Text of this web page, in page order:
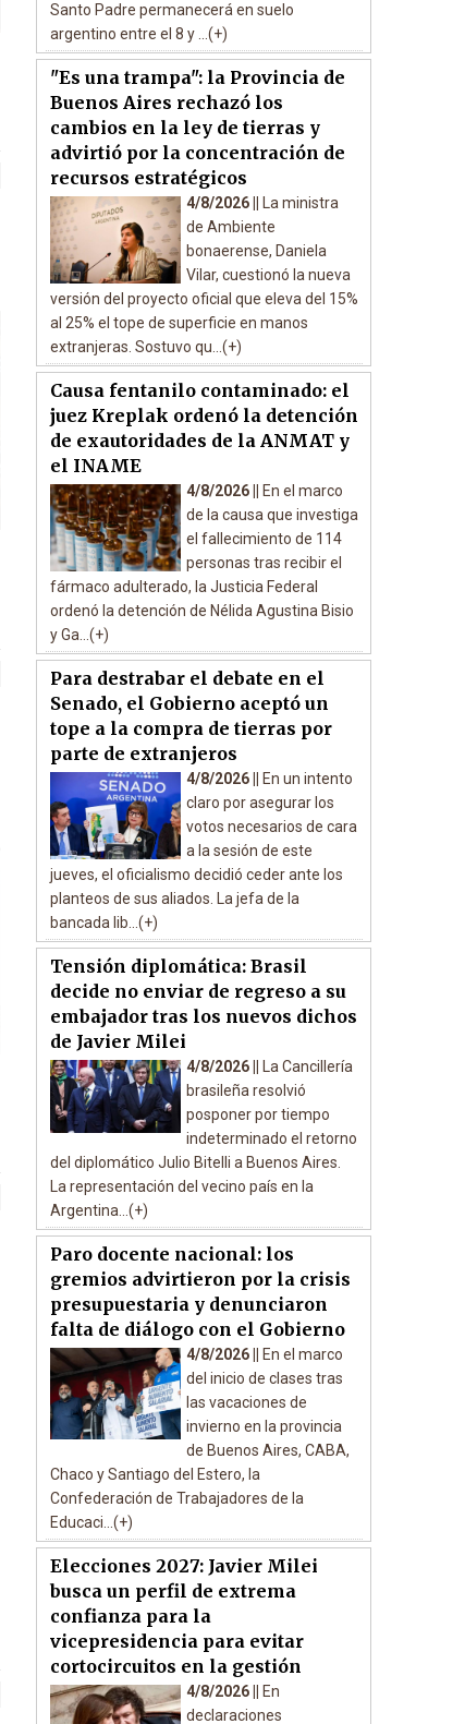
Santo Padre permanecerá en suelo
argentino entre el 8 y ...(+)
"Es una trampa": la Provincia de
Buenos Aires rechazó los
cambios en la ley de tierras y
advirtió por la concentración de
recursos estratégicos
4/8/2026 ||
La ministra
de Ambiente
bonaerense, Daniela
Vilar, cuestionó la nueva
versión del proyecto oficial que eleva del 15%
al 25% el tope de superficie en manos
extranjeras. Sostuvo qu...(+)
Causa fentanilo contaminado: el
juez Kreplak ordenó la detención
de exautoridades de la ANMAT y
el INAME
4/8/2026 ||
En el marco
de la causa que investiga
el fallecimiento de 114
personas tras recibir el
fármaco adulterado, la Justicia Federal
ordenó la detención de Nélida Agustina Bisio
y Ga...(+)
Para destrabar el debate en el
Senado, el Gobierno aceptó un
tope a la compra de tierras por
parte de extranjeros
4/8/2026 ||
En un intento
claro por asegurar los
votos necesarios de cara
a la sesión de este
jueves, el oficialismo decidió ceder ante los
planteos de sus aliados. La jefa de la
bancada lib...(+)
Tensión diplomática: Brasil
decide no enviar de regreso a su
embajador tras los nuevos dichos
de Javier Milei
4/8/2026 ||
La Cancillería
brasileña resolvió
posponer por tiempo
indeterminado el retorno
del diplomático Julio Bitelli a Buenos Aires.
La representación del vecino país en la
Argentina...(+)
Paro docente nacional: los
gremios advirtieron por la crisis
presupuestaria y denunciaron
falta de diálogo con el Gobierno
4/8/2026 ||
En el marco
del inicio de clases tras
las vacaciones de
invierno en la provincia
de Buenos Aires, CABA,
Chaco y Santiago del Estero, la
Confederación de Trabajadores de la
Educaci...(+)
Elecciones 2027: Javier Milei
busca un perfil de extrema
confianza para la
vicepresidencia para evitar
cortocircuitos en la gestión
4/8/2026 ||
En
declaraciones